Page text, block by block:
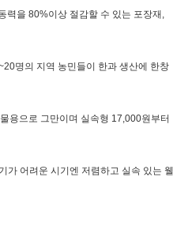
력을 80%이상 절감할 수 있는 포장재,
명의 지역 농민들이 한과 생산에 한창
용으로 그만이며 실속형 17,000원부터
가 어려운 시기엔 저렴하고 실속 있는 웰